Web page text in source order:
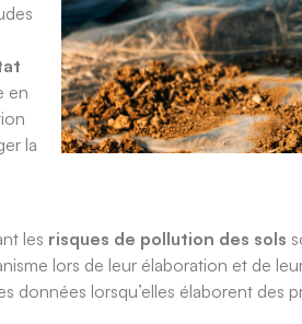
en
la
les risques de pollution des sols
lors de leur élaboration et de
données lorsqu’elles élaborent des